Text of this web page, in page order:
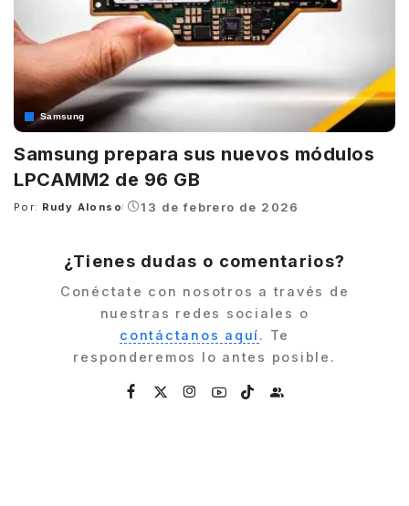
Samsung
Samsung prepara sus nuevos módulos
LPCAMM2 de 96 GB
Posted
Por: Rudy Alonso 13 de febrero de 2026
¿Tienes dudas o comentarios?
Conéctate con nosotros a través de
nuestras redes sociales o
contáctanos aquí. Te
responderemos lo antes posible.